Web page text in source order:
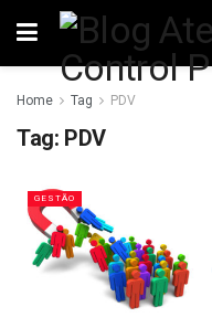
Home Tag PDV
Tag: PDV
GESTÃO